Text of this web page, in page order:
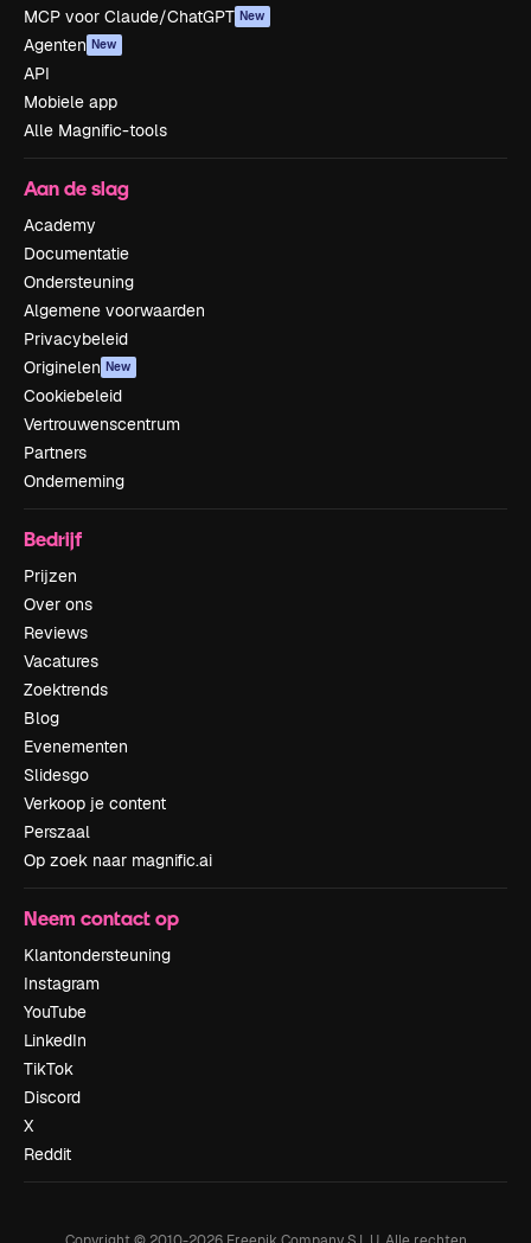
MCP voor Claude/ChatGPT New
Agenten New
API
Mobiele app
Alle Magnific-tools
Aan de slag
Academy
Documentatie
Ondersteuning
Algemene voorwaarden
Privacybeleid
Originelen New
Cookiebeleid
Vertrouwenscentrum
Partners
Onderneming
Bedrijf
Prijzen
Over ons
Reviews
Vacatures
Zoektrends
Blog
Evenementen
Slidesgo
Verkoop je content
Perszaal
Op zoek naar magnific.ai
Neem contact op
Klantondersteuning
Instagram
YouTube
LinkedIn
TikTok
Discord
X
Reddit